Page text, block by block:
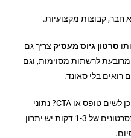
חבר, קבוצות מקצועיות.
סרטון גיוס מעסיק צריך גם
לרשתות מסוימות, וגם
רואים בלי סאונד.
לגבי קריאה לפעולה: בוידאו קצר, היכן לשים טופס או CTA? נתוני
Wistia מראים שהמיקום משפיע, ובסרטונים של 1-3 דקות יש יתרון